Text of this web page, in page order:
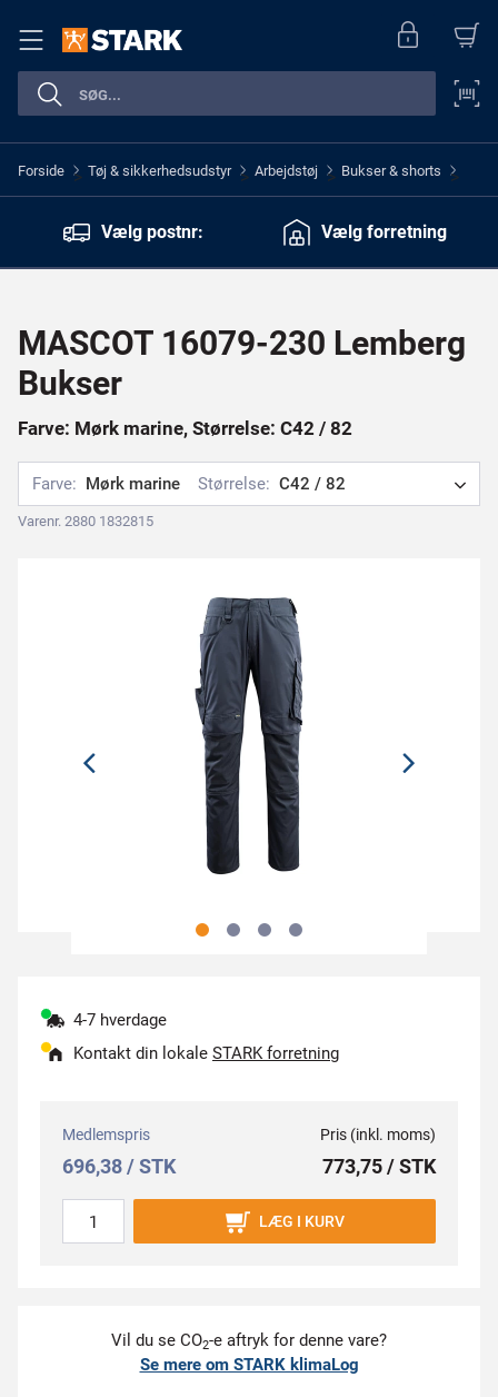
Forside > Tøj & sikkerhedsudstyr > Arbejdstøj > Bukser & shorts >
Vælg postnr: Vælg forretning
MASCOT 16079-230 Lemberg
Bukser
Farve: Mørk marine, Størrelse: C42 / 82
Farve: Mørk marine Størrelse: C42 / 82
Varenr. 2880 1832815
4-7 hverdage
Kontakt din lokale STARK forretning
Medlemspris
696,38 / STK
Pris (inkl. moms)
773,75 / STK
LÆG I KURV
Vil du se CO2-e aftryk for denne vare?
Se mere om STARK klimaLog